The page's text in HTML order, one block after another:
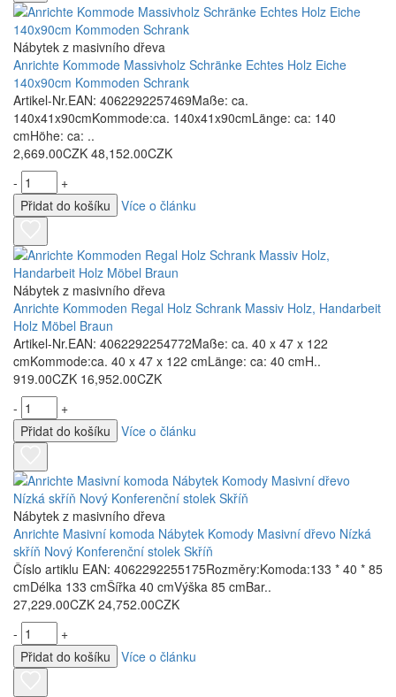
Nábytek z masivního dřeva
Anrichte Kommode Massivholz Schränke Echtes Holz Eiche
140x90cm Kommoden Schrank
Artikel-Nr.EAN: 4062292257469Maße: ca.
140x41x90cmKommode:ca. 140x41x90cmLänge: ca: 140
cmHöhe: ca: ..
2,669.00CZK 48,152.00CZK
-
+
Přidat do košíku
Více o článku
Nábytek z masivního dřeva
Anrichte Kommoden Regal Holz Schrank Massiv Holz, Handarbeit
Holz Möbel Braun
Artikel-Nr.EAN: 4062292254772Maße: ca. 40 x 47 x 122
cmKommode:ca. 40 x 47 x 122 cmLänge: ca: 40 cmH..
919.00CZK 16,952.00CZK
-
+
Přidat do košíku
Více o článku
Nábytek z masivního dřeva
Anrichte Masivní komoda Nábytek Komody Masivní dřevo Nízká
skříň Nový Konferenční stolek Skříň
Číslo artiklu EAN: 4062292255175Rozměry:Komoda:133 * 40 * 85
cmDélka 133 cmŠířka 40 cmVýška 85 cmBar..
27,229.00CZK 24,752.00CZK
-
+
Přidat do košíku
Více o článku